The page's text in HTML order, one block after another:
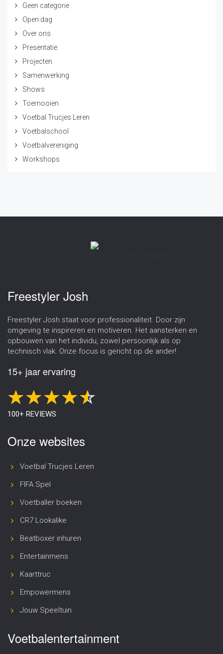
Geen categorie
Open dag
Over ons
Presentatie
Projecten
Samenwerking
Shows
Toernooien
Voetbal Trucjes Leren
Voetbalschool
Voetbalvereniging
Workshops
Freestyler Josh
Freestyler Josh staat voor professionaliteit. Door zijn
omgeving te inspireren en motiveren. Het aansterken en
opbouwen van het individu, zowel persoonlijk als op
technisch vlak. Onze focus is gericht op de ander!
15+ jaar ervaring
100+ REVIEWS
Onze websites
Voetbal Trucjes Leren
FIFA Spel
Voetballer boeken
CR7 Lookalike
Beatboxer inhuren
Entertainmens
Kaarttruc
Empowermens
Jouw Speeltuin
Voetbalentertainment